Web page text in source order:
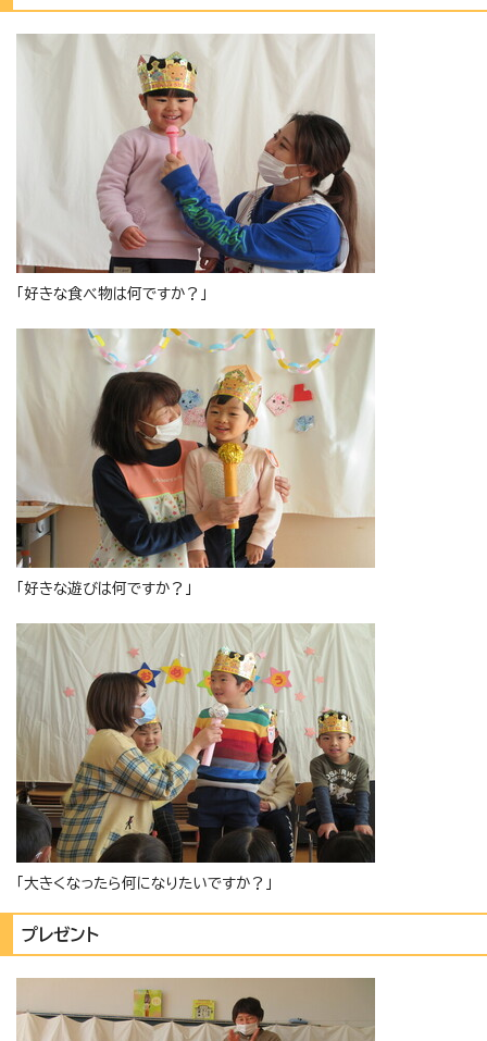
「好きな食べ物は何ですか？」
「好きな遊びは何ですか？」
「大きくなったら何になりたいですか？」
プレゼント